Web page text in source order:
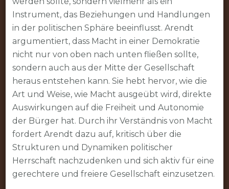
Instrument, das Beziehungen und Handlungen
in der politischen Sphäre beeinflusst. Arendt
argumentiert, dass Macht in einer Demokratie
nicht nur von oben nach unten fließen sollte,
sondern auch aus der Mitte der Gesellschaft
heraus entstehen kann. Sie hebt hervor, wie die
Art und Weise, wie Macht ausgeübt wird, direkte
Auswirkungen auf die Freiheit und Autonomie
der Bürger hat. Durch ihr Verständnis von Macht
fordert Arendt dazu auf, kritisch über die
Strukturen und Dynamiken politischer
Herrschaft nachzudenken und sich aktiv für eine
gerechtere und freiere Gesellschaft einzusetzen.